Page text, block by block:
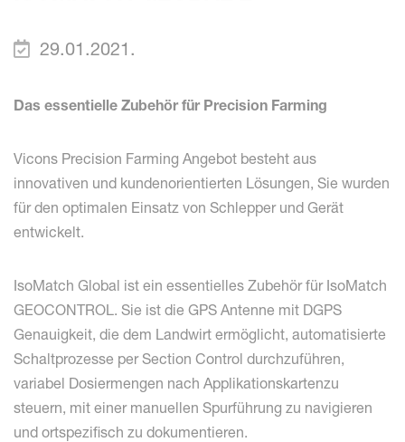
29.01.2021.
Das essentielle Zubehör für Precision Farming
Vicons Precision Farming Angebot besteht aus
innovativen und kundenorientierten Lösungen, Sie wurden
für den optimalen Einsatz von Schlepper und Gerät
entwickelt.
IsoMatch Global ist ein essentielles Zubehör für IsoMatch
GEOCONTROL. Sie ist die GPS Antenne mit DGPS
Genauigkeit, die dem Landwirt ermöglicht, automatisierte
Schaltprozesse per Section Control durchzuführen,
variabel Dosiermengen nach Applikationskartenzu
steuern, mit einer manuellen Spurführung zu navigieren
und ortspezifisch zu dokumentieren.